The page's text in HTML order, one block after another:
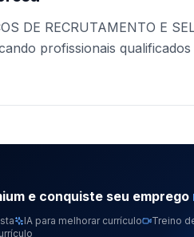
DE RECRUTAMENTO E
profissionais
e conquiste seu emprego
IA para melhorar currículo
Treino